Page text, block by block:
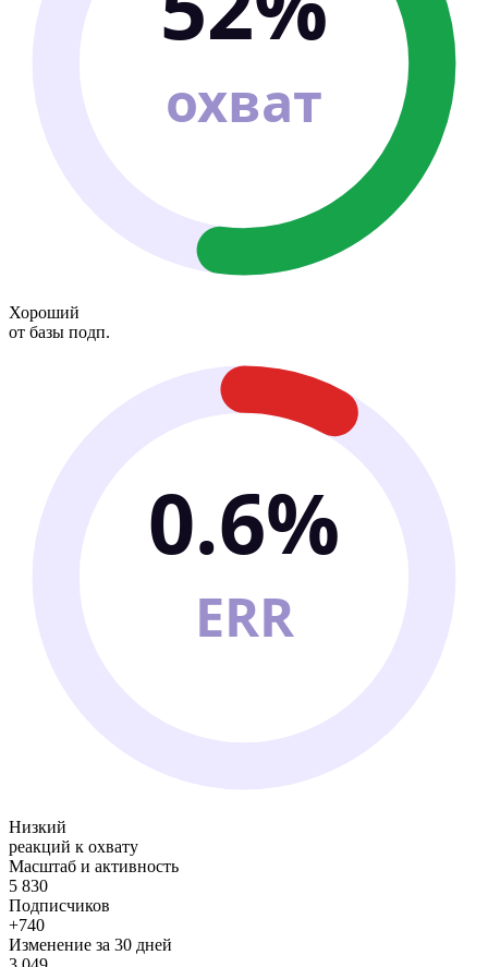
охват
Хороший
от базы подп.
0.6%
ERR
Низкий
реакций к охвату
Масштаб и активность
5 830
Подписчиков
+740
Изменение за 30 дней